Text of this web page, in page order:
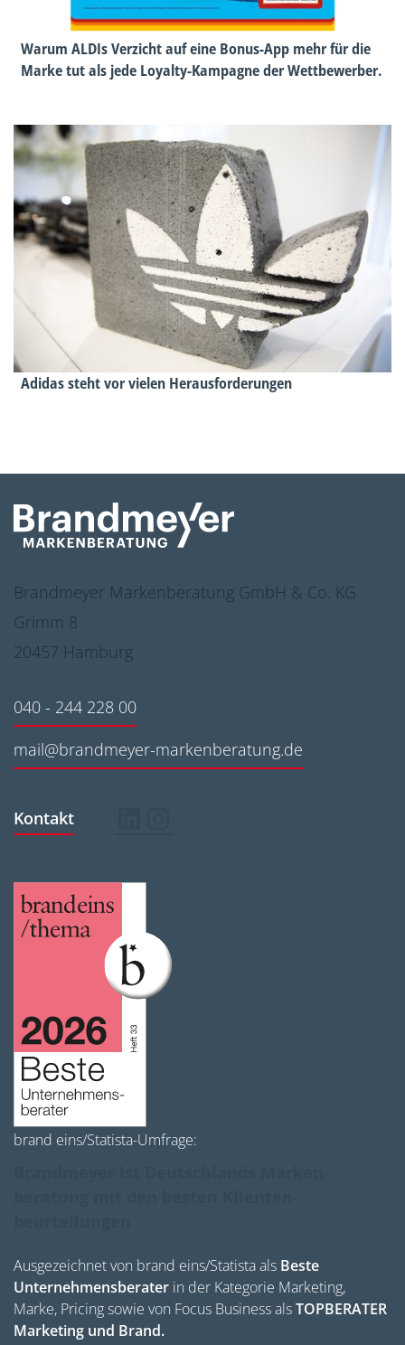
Warum ALDIs Verzicht auf eine Bonus-App mehr für die
Marke tut als jede Loyalty-Kampagne der Wettbewerber.
Adidas steht vor vielen Herausforderungen
Brandmeyer Markenberatung GmbH & Co. KG
Grimm 8
20457 Hamburg
040 - 244 228 00
mail@brandmeyer-markenberatung.de
Kontakt
brand eins/Statista-Umfrage:
Ausgezeichnet von brand eins/Statista als Beste
Unternehmensberater in der Kategorie Marketing,
Marke, Pricing sowie von Focus Business alsTOPBERATER
Marketing und Brand.